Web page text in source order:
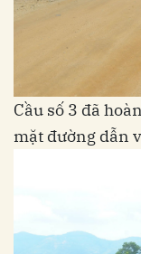
Cầu số 3 đã
mặt đường dẫn